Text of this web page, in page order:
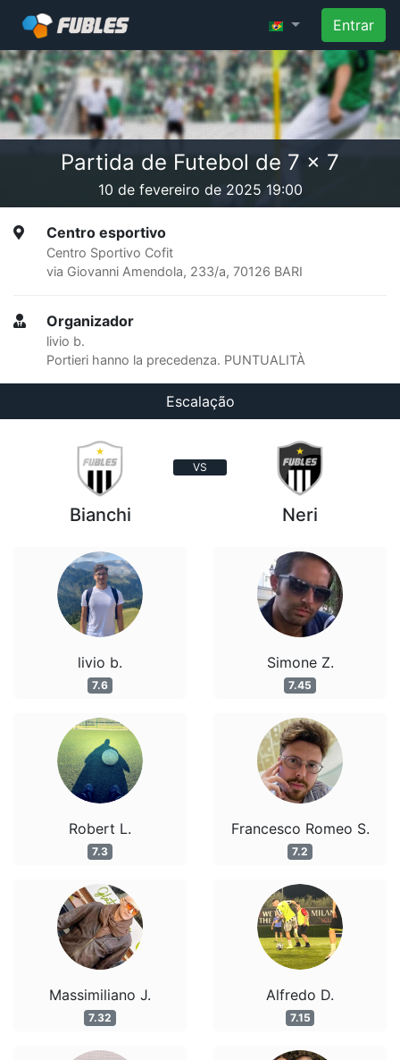
Entrar
Partida de Futebol de 7 x 7
10 de fevereiro de 2025 19:00
Centro esportivo
Centro Sportivo Cofit
via Giovanni Amendola, 233/a, 70126 BARI
Organizador
livio b.
Portieri hanno la precedenza. PUNTUALITÀ
Escalação
VS
Bianchi
livio b.
7.6
Robert L.
7.3
Massimiliano J.
7.32
Neri
Simone Z.
7.45
Francesco Romeo S.
7.2
Alfredo D.
7.15